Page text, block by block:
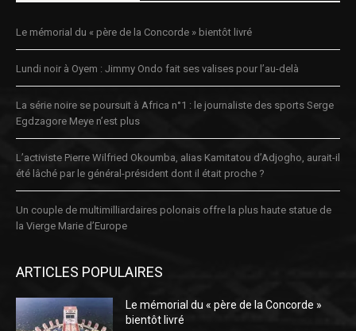
Le mémorial du « père de la Concorde » bientôt livré
Lundi noir à Oyem : Jimmy Ondo fait ses valises pour l’au-delà
La série noire se poursuit à Africa n°1 : le journaliste des sports Serge
Egdzagore Meye n’est plus
L’activiste Pierre Wilfried Okoumba, alias Kamitatou d’Adjogho, aurait-il
été lâché par le général-président dont il était proche ?
Un couple de multimilliardaires polonais offre la plus haute statue de
la Vierge Marie d’Europe
ARTICLES POPULAIRES
Le mémorial du « père de la Concorde »
bientôt livré